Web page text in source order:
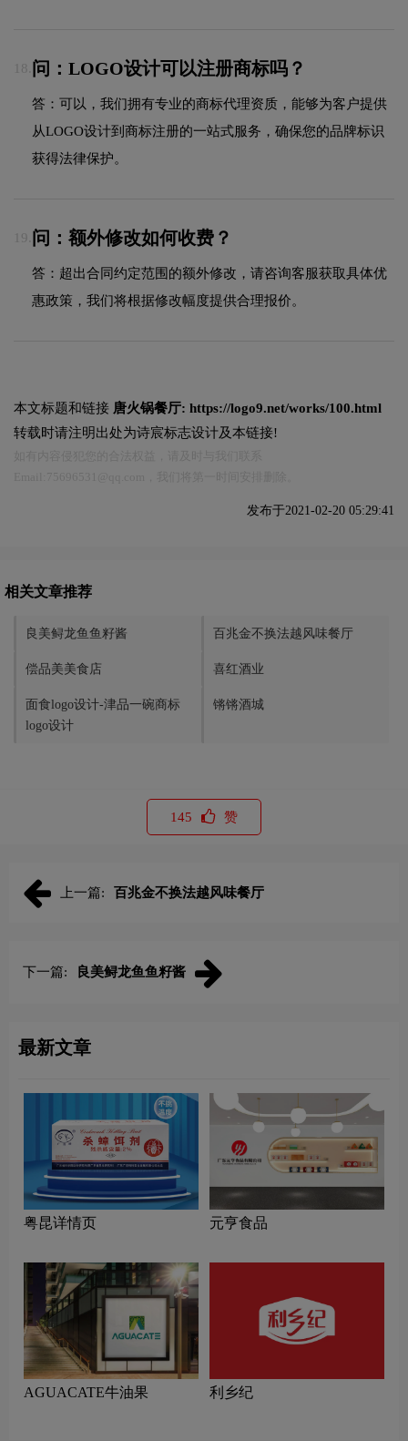
18. 问：LOGO设计可以注册商标吗？
答：可以，我们拥有专业的商标代理资质，能够为客户提供
从LOGO设计到商标注册的一站式服务，确保您的品牌标识
获得法律保护。
19. 问：额外修改如何收费？
答：超出合同约定范围的额外修改，请咨询客服获取具体优
惠政策，我们将根据修改幅度提供合理报价。
本文标题和链接 唐火锅餐厅: https://logo9.net/works/100.html
转载时请注明出处为诗宸标志设计及本链接!
发布于2021-02-20 05:29:41
相关文章推荐
良美鲟龙鱼鱼籽酱 百兆金不换法越风味餐厅
偿品美美食店 喜红酒业
面食logo设计-津品一碗商标
logo设计
锵锵酒城
145 赞
上一篇: 百兆金不换法越风味餐厅
下一篇: 良美鲟龙鱼鱼籽酱
最新文章
粤昆详情页 元亨食品
AGUACATE牛油果 利乡纪